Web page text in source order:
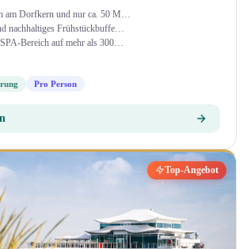
am Dorfkern und nur ca. 50 M…
nachhaltiges Frühstückbuffe…
Bereich auf mehr als 300…
Pro Person
Top-Angebot